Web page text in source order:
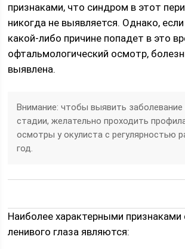
признаками, что синдром в этот
никогда не выявляется. Однако,
какой-либо причине попадет в это
офтальмологический осмотр,
выявлена.
Внимание: чтобы выявить заболевание
стадии, желательно проходить
осмотры у окулиста с регулярностью
год.
Наиболее характерными
ленивого глаза являются: